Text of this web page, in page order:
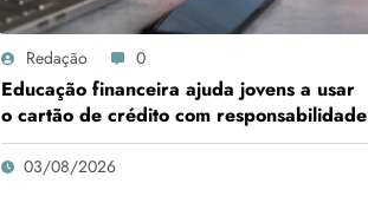
Redação 0
Educação financeira ajuda jovens a usar
o cartão de crédito com responsabilidade
03/08/2026